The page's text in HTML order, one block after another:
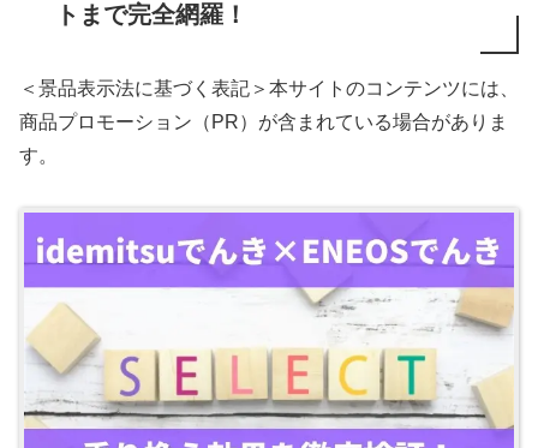
トまで完全網羅！
＜景品表示法に基づく表記＞本サイトのコンテンツには、
商品プロモーション（PR）が含まれている場合がありま
す。